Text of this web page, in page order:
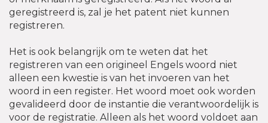
geregistreerd is, zal je het patent niet kunnen
registreren.
Het is ook belangrijk om te weten dat het
registreren van een origineel Engels woord niet
alleen een kwestie is van het invoeren van het
woord in een register. Het woord moet ook worden
gevalideerd door de instantie die verantwoordelijk is
voor de registratie. Alleen als het woord voldoet aan